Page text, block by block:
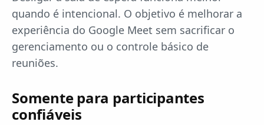
quando é intencional. O objetivo é melhorar a
experiência do Google Meet sem sacrificar o
gerenciamento ou o controle básico de
reuniões.
Somente para participantes
confiáveis